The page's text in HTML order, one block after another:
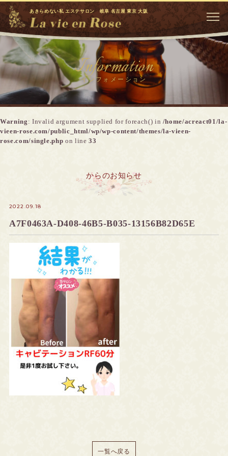
あきらめない私 エステサロン 岐阜 名古屋 東京 大阪
Information
インフォメーション
Warning : Invalid argument supplied for foreach() in /home/acreact01/la-
vieen-rose.com/public_html/wp/wp-content/themes/la-vieen-
rose.com/single.php on line33
からのお知らせ
2022.09.18
A7F0463A-D408-46B5-B035-13156B82D65E
一覧へ戻る